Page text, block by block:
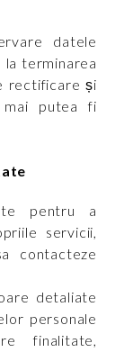
datele
la terminarea
rectificare și
putea fi
pentru a
servicii,
contacteze
detaliate
personale
finalitate,